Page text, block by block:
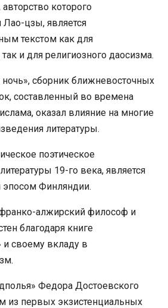
которого
Лао-цзы, является
текстом как для
и для религиозного даосизма.
ночь», сборник ближневосточных
составленный во времена
оказал влияние на многие
литературы.
поэтическое
19-го века, является
Финляндии.
алжирский философ и
благодаря книге
и своему вкладу в
Федора Достоевского
из первых экзистенциальных